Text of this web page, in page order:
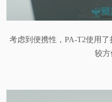
考虑到便携性，PA-T2使用
较方